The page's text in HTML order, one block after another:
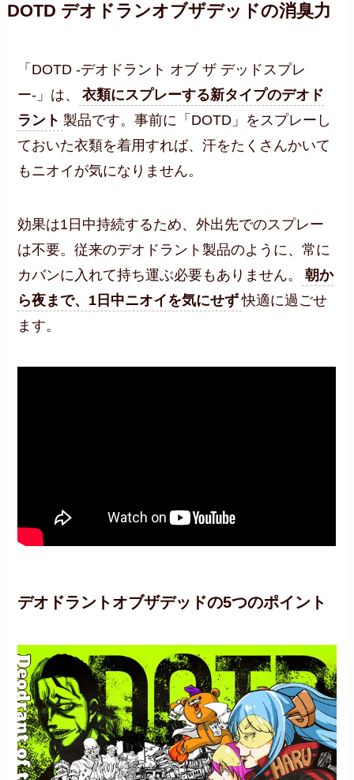
DOTD デオドランオブザデッドの消臭力
「DOTD -デオドラント オブ ザ デッドスプレ
ー-」は、
衣類にスプレーする新タイプのデオド
ラント 製品です。事前に「DOTD」をスプレーし
ておいた衣類を着用すれば、汗をたくさんかいて
もニオイが気になりません。
効果は1日中持続するため、外出先でのスプレー
は不要。従来のデオドラント製品のように、常に
カバンに入れて持ち運ぶ必要もありません。
朝か
ら夜まで、1日中ニオイを気にせず 快適に過ごせ
ます。
デオドラントオブザデッドの5つのポイント